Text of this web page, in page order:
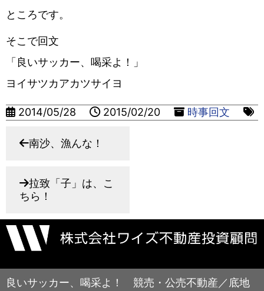
ところです。
そこで回文
「良いサッカー、喝采よ！」
ヨイサツカアカツサイヨ
2014/05/28 2015/02/20 時事回文
南沙、漁んな！
拉致「子」は、こ
ちら！
良いサッカー、喝采よ！ 競売・公売不動産／底地